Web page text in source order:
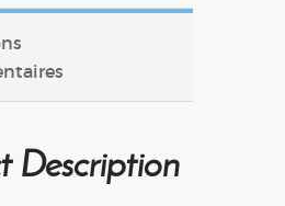
Description